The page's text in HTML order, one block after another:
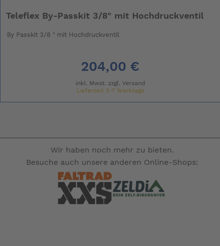
Teleflex By-Passkit 3/8" mit Hochdruckventil
By Passkit 3/8 " mit Hochdruckventil
204,00 €
inkl. Mwst. zzgl. Versand
Lieferzeit 3-7 Werktage
Wir haben noch mehr zu bieten.
Besuche auch unsere anderen Online-Shops: